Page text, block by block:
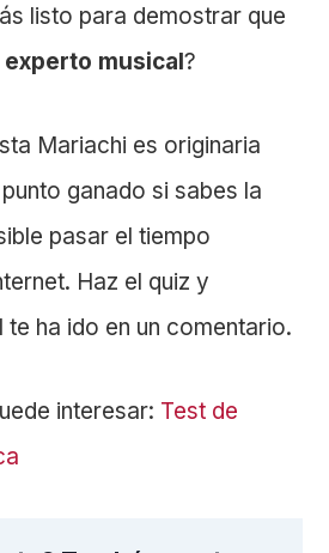
listo para demostrar que
experto musical?
Mariachi es originaria
ganado si sabes la
pasar el tiempo
Haz el quiz y
te ha ido en un comentario.
interesar: Test de